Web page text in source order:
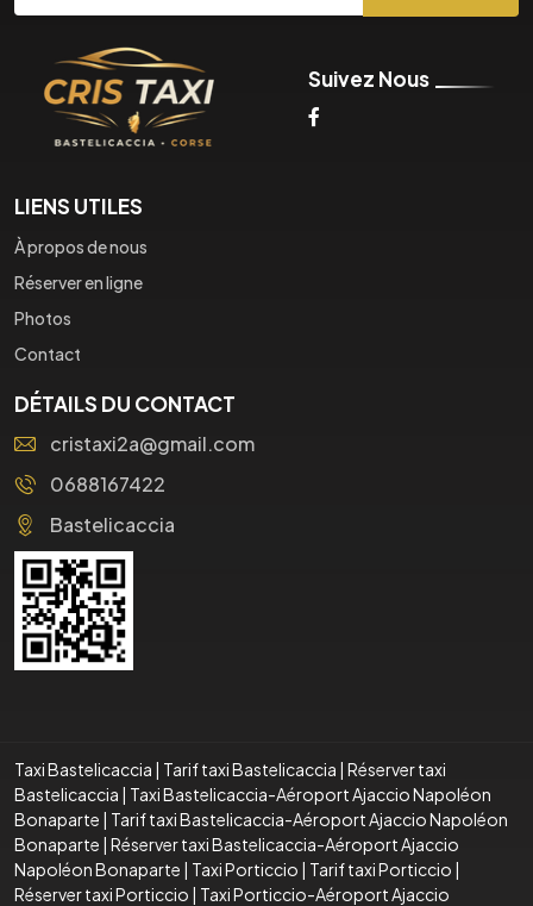
Suivez Nous
LIENS UTILES
À propos de nous
Réserver en ligne
Photos
Contact
DÉTAILS DU CONTACT
cristaxi2a@gmail.com
0688167422
Bastelicaccia
Taxi Bastelicaccia | Tarif taxi Bastelicaccia | Réserver taxi
Bastelicaccia | Taxi Bastelicaccia-Aéroport Ajaccio Napoléon
Bonaparte | Tarif taxi Bastelicaccia-Aéroport Ajaccio Napoléon
Bonaparte | Réserver taxi Bastelicaccia-Aéroport Ajaccio
Napoléon Bonaparte | Taxi Porticcio | Tarif taxi Porticcio |
Réserver taxi Porticcio | Taxi Porticcio-Aéroport Ajaccio